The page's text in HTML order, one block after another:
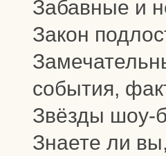
Забавные и
Закон
события,
Звёзды шоу-
Знаете ли